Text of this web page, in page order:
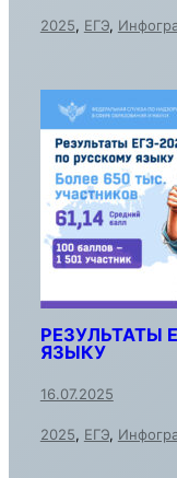
2025, ЕГЭ,
РЕЗУЛЬТАТЫ
ЯЗЫКУ
16.07.2025
2025, ЕГЭ,